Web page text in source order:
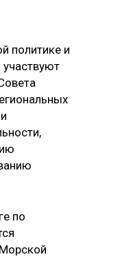
политике и
по